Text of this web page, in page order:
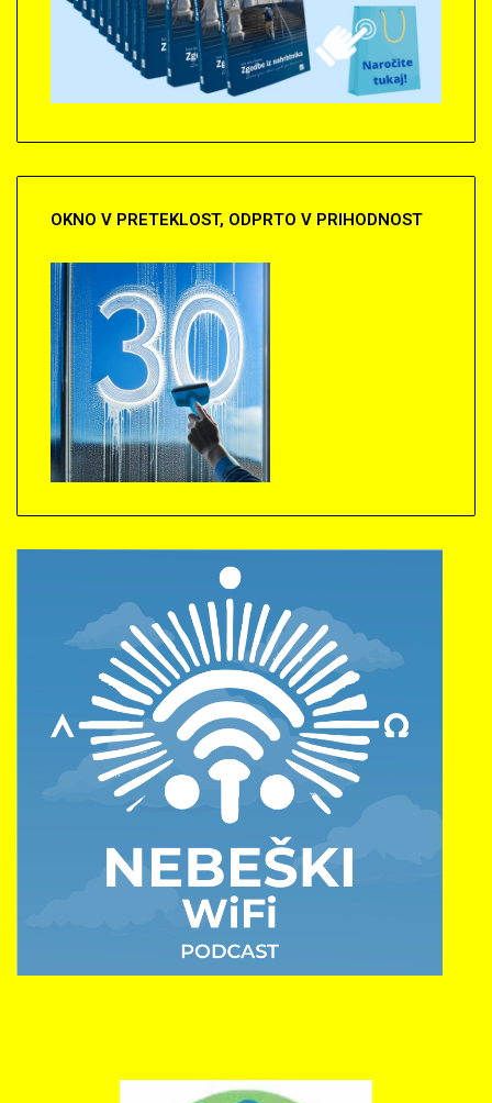
OKNO V PRETEKLOST, ODPRTO V PRIHODNOST